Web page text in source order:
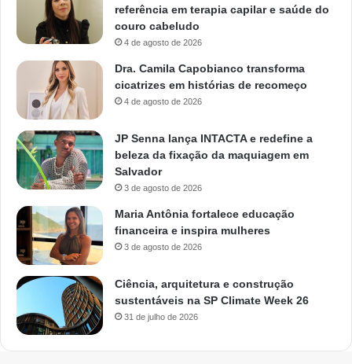
referência em terapia capilar e saúde do
couro cabeludo
4 de agosto de 2026
Dra. Camila Capobianco transforma
cicatrizes em histórias de recomeço
4 de agosto de 2026
JP Senna lança INTACTA e redefine a
beleza da fixação da maquiagem em
Salvador
3 de agosto de 2026
Maria Antônia fortalece educação
financeira e inspira mulheres
3 de agosto de 2026
Ciência, arquitetura e construção
sustentáveis na SP Climate Week 26
31 de julho de 2026